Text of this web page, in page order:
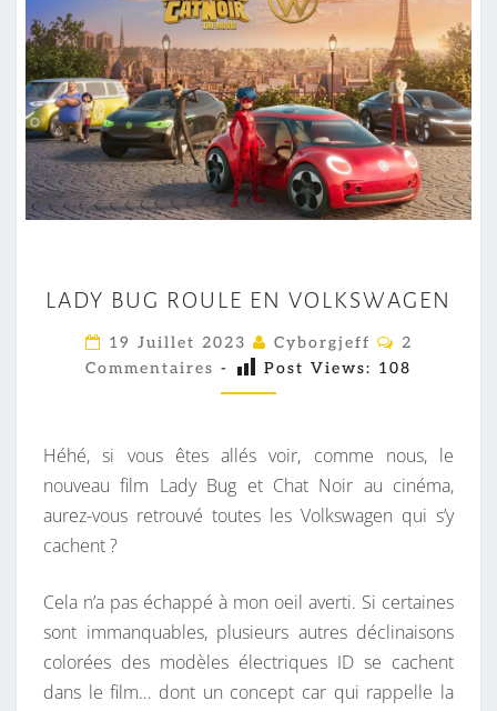
A
D
B
G
R
O
E
E
N
V
LADY BUG ROULE EN VOLKSWAGEN
19 Juillet 2023 Cyborgjeff
C
M
A
I
R
E
2
Commentaires - Post Views: 108
Héhé, si vous êtes allés voir, comme nous, le
nouveau film Lady Bug et Chat Noir au cinéma,
aurez-vous retrouvé toutes les Volkswagen qui s’y
cachent ?
Cela n’a pas échappé à mon oeil averti. Si certaines
sont immanquables, plusieurs autres déclinaisons
colorées des modèles électriques ID se cachent
dans le film… dont un concept car qui rappelle la